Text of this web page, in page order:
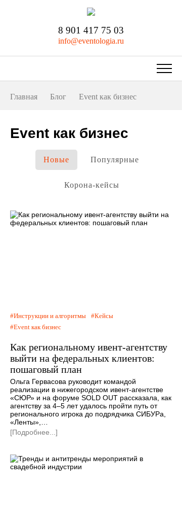
8 901 417 75 03
info@eventologia.ru
Главная Блог Event как бизнес
Event как бизнес
Новые Популярные
Корона-кейсы
Инструкции и алгоритмы
Кейсы
Event как бизнес
Как региональному ивент-агентству
выйти на федеральных клиентов:
пошаговый план
Ольга Гервасова руководит командой
реализации в нижегородском ивент-агентстве
«СЮР» и на форуме SOLD OUT рассказала, как
агентству за 4–5 лет удалось пройти путь от
регионального игрока до подрядчика СИБУРа,
«Ленты»,…
[Подробнее...]